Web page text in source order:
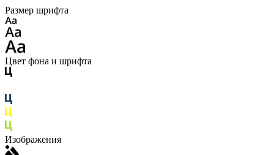
Размер шрифта
Цвет фона и шрифта
Изображения